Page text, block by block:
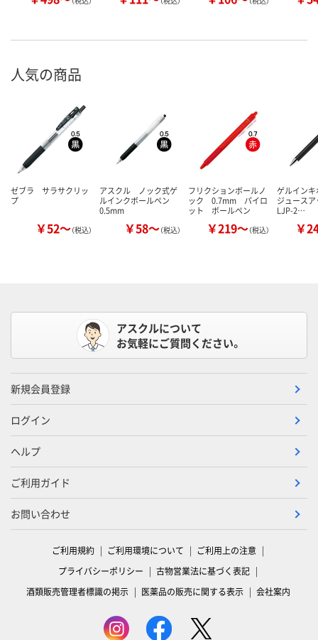
人気の商品
ゼブラ サラサクリッ
プ
￥52～（税込）
アスクル ノック式ゲ
ルインクボールペン
0.5mm
￥58～（税込）
フリクションボールノ
ック 0.7mm パイロ
ット ボールペン
￥219～（税込）
ゲルイン
ジュース
LJP-2…
￥
アスクルについて
お気軽にご質問ください。
新規会員登録
ログイン
ヘルプ
ご利用ガイド
お問い合わせ
ご利用規約 ご利用環境について
ご利用上の注意
プライバシーポリシー
古物営業法に基づく表記
酒類販売管理者標識の掲示
医薬品の販売に関する表示 会社案内